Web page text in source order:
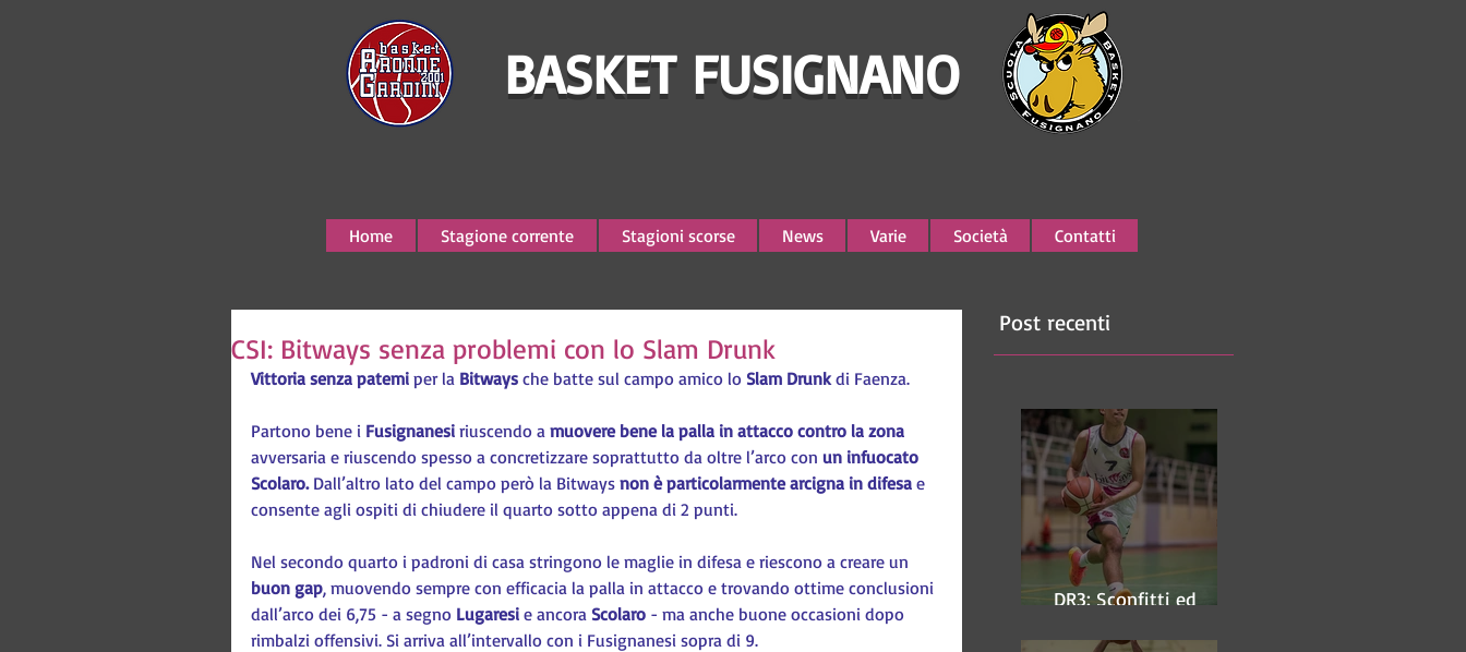
BASKET FUSIGNANO
Home Stagione corrente Stagioni scorse News Varie Società Contatti
CSI: Bitways senza problemi con lo Slam Drunk
Vittoria senza patemi per la Bitways che batte sul campo amico lo Slam Drunk di Faenza.
Partono bene i Fusignanesi riuscendo a muovere bene la palla in attacco contro la zona
avversaria e riuscendo spesso a concretizzare soprattutto da oltre l’arco con un infuocato
Scolaro. Dall’altro lato del campo però la Bitways non è particolarmente arcigna in difesa e
consente agli ospiti di chiudere il quarto sotto appena di 2 punti.
Nel secondo quarto i padroni di casa stringono le maglie in difesa e riescono a creare un
buon gap, muovendo sempre con efficacia la palla in attacco e trovando ottime conclusioni
dall’arco dei 6,75 - a segno Lugaresi e ancora Scolaro - ma anche buone occasioni dopo
rimbalzi offensivi. Si arriva all’intervallo con i Fusignanesi sopra di 9.
Post recenti
DR3: Sconfitti ed